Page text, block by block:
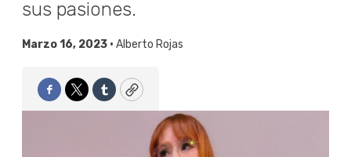
sus pasiones.
Marzo 16, 2023 • Alberto Rojas
Facebook
TwitterTumblrCopy